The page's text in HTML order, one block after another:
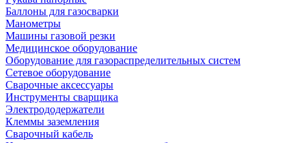
Баллоны для газосварки
Манометры
Машины газовой резки
Медицинское оборудование
Оборудование для газораспределительных систем
Сетевое оборудование
Сварочные аксессуары
Инструменты сварщика
Электрододержатели
Клеммы заземления
Сварочный кабель